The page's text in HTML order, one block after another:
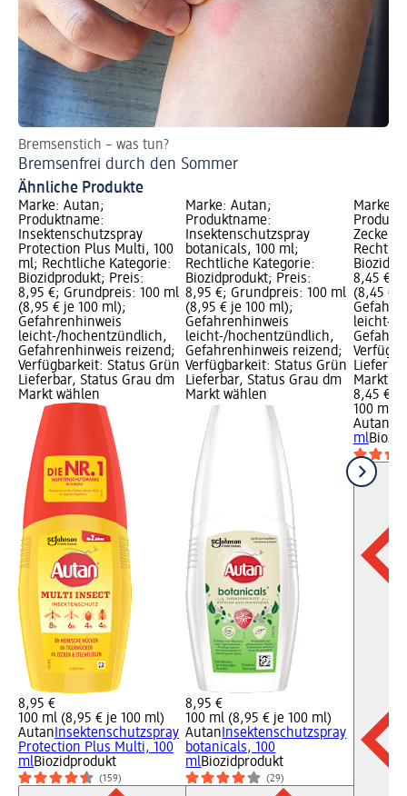
Bremsenstich – was tun?
Bremsenfrei durch den Sommer
Ähnliche Produkte
Marke: Autan;
Produktname:
Insektenschutzspray
Protection Plus Multi, 100
ml; Rechtliche Kategorie:
Biozidprodukt; Preis:
8,95 €; Grundpreis: 100 ml
(8,95 € je 100 ml);
Gefahrenhinweis
leicht-/hochentzündlich,
Gefahrenhinweis reizend;
Verfügbarkeit: Status Grün
Lieferbar, Status Grau dm
Markt wählen
8,95 €
100 ml (8,95 € je 100 ml)
Autan Insektenschutzspray
Protection Plus Multi, 100
mlBiozidprodukt
(159)
Marke: Autan;
Produktname:
Insektenschutzspray
botanicals, 100 ml;
Rechtliche Kategorie:
Biozidprodukt; Preis:
8,95 €; Grundpreis: 100 ml
(8,95 € je 100 ml);
Gefahrenhinweis
leicht-/hochentzündlich,
Gefahrenhinweis reizend;
Verfügbarkeit: Status Grün
Lieferbar, Status Grau dm
Markt wählen
8,95 €
100 ml (8,95 € je 100 ml)
Autan Insektenschutzspray
botanicals, 100
mlBiozidprodukt
(29)
Marke:
8,45 €;
(8,45 €
leicht-/
Markt
8,45 €
100 ml
Autan
ml